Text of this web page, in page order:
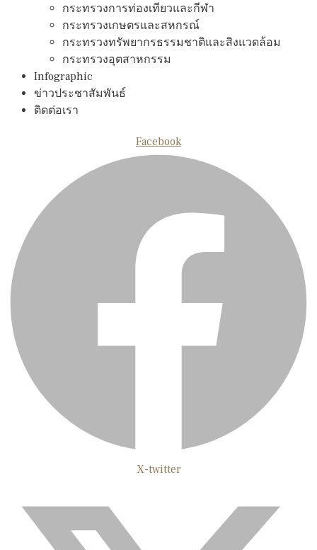
กระทรวงการท่องเทียวและกีฬา
กระทรวงเกษตรและสหกรณ์
กระทรวงทรัพยากรธรรมชาติและสิงแวดล้อม
กระทรวงอุตสาหกรรม
Infographic
ข่าวประชาสัมพันธ์
ติดต่อเรา
Facebook
X-twitter